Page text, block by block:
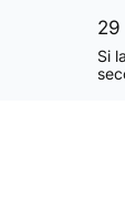
29
Si